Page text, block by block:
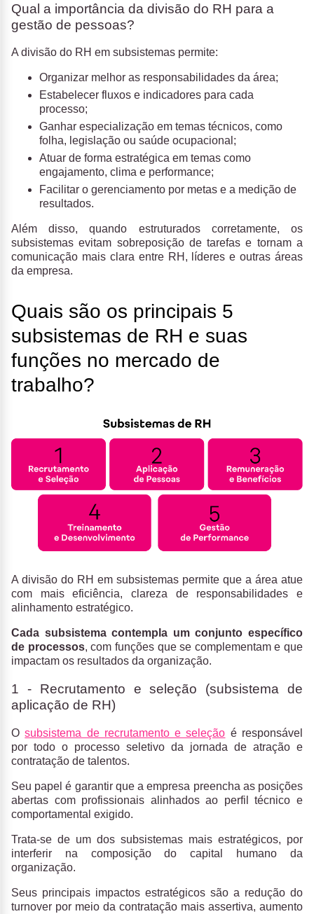
Qual a importância da divisão do RH para a
gestão de pessoas?
A divisão do RH em subsistemas permite:
Organizar melhor as responsabilidades da área;
Estabelecer fluxos e indicadores para cada
processo;
Ganhar especialização em temas técnicos, como
folha, legislação ou saúde ocupacional;
Atuar de forma estratégica em temas como
engajamento, clima e performance;
Facilitar o gerenciamento por metas e a medição de
resultados.
Além disso, quando estruturados corretamente, os
subsistemas evitam sobreposição de tarefas e tornam a
comunicação mais clara entre RH, líderes e outras áreas
da empresa.
Quais são os principais 5
subsistemas de RH e suas
funções no mercado de
trabalho?
A divisão do RH em subsistemas permite que a área atue
com mais eficiência, clareza de responsabilidades e
alinhamento estratégico.
Cada subsistema contempla um conjunto específico
de processos, com funções que se complementam e que
impactam os resultados da organização.
1 - Recrutamento e seleção (subsistema de
aplicação de RH)
Osubsistema de recrutamento e seleção é responsável
por todo o processo seletivo da jornada de atração e
contratação de talentos.
Seu papel é garantir que a empresa preencha as posições
abertas com profissionais alinhados ao perfil técnico e
comportamental exigido.
Trata-se de um dos subsistemas mais estratégicos, por
interferir na composição do capital humano da
organização.
Seus principais impactos estratégicos são a redução do
turnover por meio da contratação mais assertiva, aumento